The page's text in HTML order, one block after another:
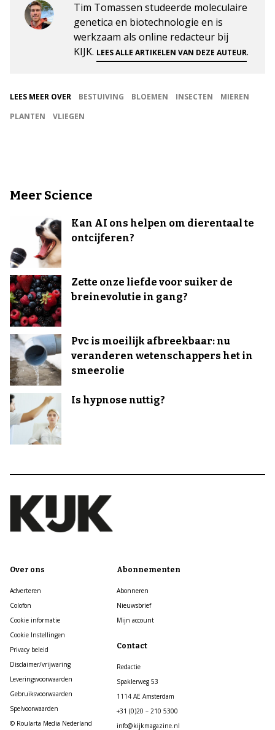
Tim Tomassen studeerde moleculaire
genetica en biotechnologie en is
werkzaam als online redacteur bij
KIJK. LEES ALLE ARTIKELEN VAN DEZE AUTEUR.
LEES MEER OVER BESTUIVING BLOEMEN INSECTEN
MIEREN
PLANTEN
VLIEGEN
Meer Science
Kan AI ons helpen om dierentaal te
ontcijferen?
Zette onze liefde voor suiker de
breinevolutie in gang?
Pvc is moeilijk afbreekbaar: nu
veranderen wetenschappers het in
smeerolie
Is hypnose nuttig?
Over ons
Adverteren
Colofon
Cookie informatie
Cookie Instellingen
Privacy beleid
Disclaimer/vrijwaring
Leveringsvoorwaarden
Gebruiksvoorwaarden
Spelvoorwaarden
© Roularta Media Nederland
Abonnementen
Abonneren
Nieuwsbrief
Mijn account
Contact
Redactie
Spaklerweg 53
1114 AE Amsterdam
+31 (0)20 – 210 5300
info@kijkmagazine.nl